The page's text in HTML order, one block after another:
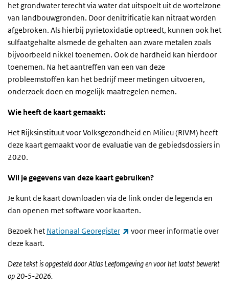
het grondwater terecht via water dat uitspoelt uit de wortelzone
van landbouwgronden. Door denitrificatie kan nitraat worden
afgebroken. Als hierbij pyrietoxidatie optreedt, kunnen ook het
sulfaatgehalte alsmede de gehalten aan zware metalen zoals
bijvoorbeeld nikkel toenemen. Ook de hardheid kan hierdoor
toenemen. Na het aantreffen van een van deze
probleemstoffen kan het bedrijf meer metingen uitvoeren,
onderzoek doen en mogelijk maatregelen nemen.
Wie heeft de kaart gemaakt:
Het Rijksinstituut voor Volksgezondheid en Milieu (RIVM) heeft
deze kaart gemaakt voor de evaluatie van de gebiedsdossiers in
2020.
Wil je gegevens van deze kaart gebruiken?
Je kunt de kaart downloaden via de link onder de legenda en
dan openen met software voor kaarten.
Bezoek het Nationaal Georegister (externe link)
voor meer informatie over
deze kaart.
Dezetekst is opgesteld door Atlas Leefomgeving en voor het laatst bewerkt
op 20-5-2026.